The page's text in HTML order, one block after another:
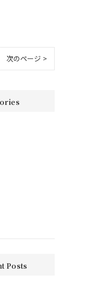
次のページ >
Posts